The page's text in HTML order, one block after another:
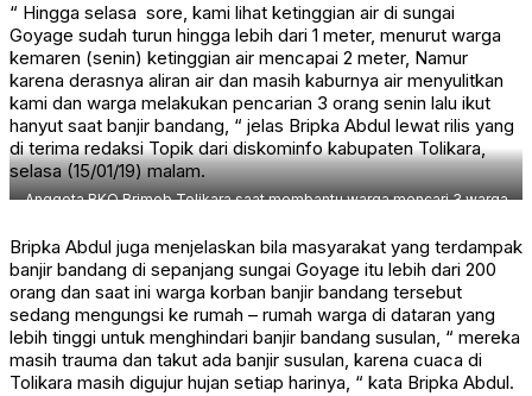
“ Hingga selasa sore, kami lihat ketinggian air di sungai
Goyage sudah turun hingga lebih dari 1 meter, menurut warga
kemaren (senin) ketinggian air mencapai 2 meter, Namur
karena derasnya aliran air dan masih kaburnya air menyulitkan
kami dan warga melakukan pencarian 3 orang senin lalu ikut
hanyut saat banjir bandang, “ jelas Bripka Abdul lewat rilis yang
di terima redaksi Topik dari diskominfo kabupaten Tolikara,
selasa (15/01/19) malam.
Anggota BKO Brimob Tolikara saat membantu warga mencari 3 warga
Bripka Abdul juga menjelaskan bila masyarakat yang terdampak
banjir bandang di sepanjang sungai Goyage itu lebih dari 200
orang dan saat ini warga korban banjir bandang tersebut
sedang mengungsi ke rumah – rumah warga di dataran yang
lebih tinggi untuk menghindari banjir bandang susulan, “ mereka
masih trauma dan takut ada banjir susulan, karena cuaca di
Tolikara masih digujur hujan setiap harinya, “ kata Bripka Abdul.